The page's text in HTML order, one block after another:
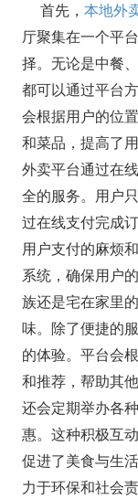
首先， 本地外
厅聚集在一个平
择。无论是中餐
都可以通过平台
会根据用户的位
和菜品，提高了
外卖平台通过在
全的服务。用户
过在线支付完成
用户支付的麻烦
系统，确保用户
族还是宅在家里
味。除了便捷的服
的体验。平台会
和推荐，帮助其
还会定期举办各
惠。这种积极互
促进了美食与生
力于环保和社会